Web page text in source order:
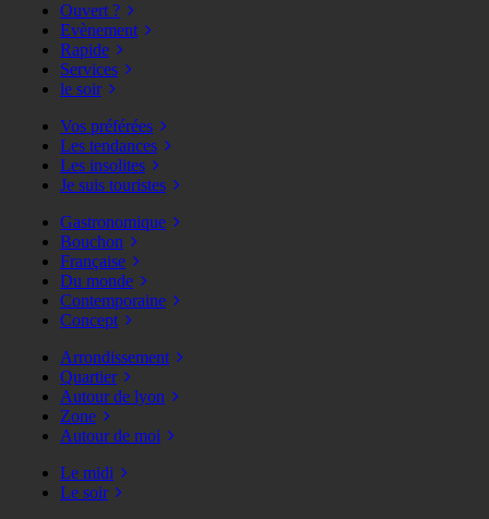
Ouvert ?
Evènement
Rapide
Services
le soir
Vos préférées
Les tendances
Les insolites
Je suis touristes
Gastronomique
Bouchon
Française
Du monde
Contemporaine
Concept
Arrondissement
Quartier
Autour de lyon
Zone
Autour de moi
Le midi
Le soir